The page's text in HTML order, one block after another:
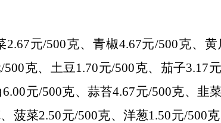
2.67元/500克、青椒4.67元/500克、黄
500克、土豆1.70元/500克、茄子3.17
6.00元/500克、蒜苔4.67元/500克、韭菜
菠菜2.50元/500克、洋葱1.50元/500